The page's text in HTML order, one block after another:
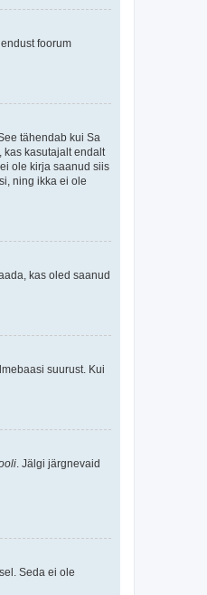
foorum
tähendab kui Sa
kas kasutajalt endalt
ole kirja saanud siis
ning ikka ei ole
kas oled saanud
suurust. Kui
. Jälgi järgnevaid
Seda ei ole